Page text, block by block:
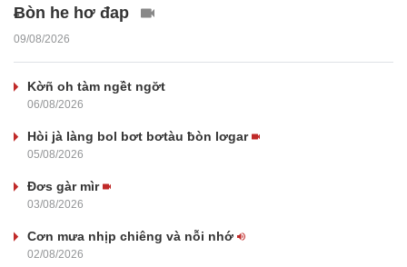
Ƀòn he hơ đap
09/08/2026
Kờñ oh tàm ngềt ngơ̆t
06/08/2026
Hòi jà làng bol bơt bơtàu ƀòn lơgar
05/08/2026
Đơs gàr mìr
03/08/2026
Cơn mưa nhịp chiêng và nỗi nhớ
02/08/2026